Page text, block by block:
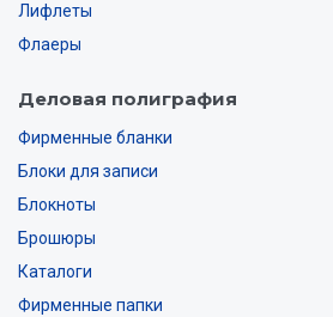
Лифлеты
Флаеры
Деловая полиграфия
Фирменные бланки
Блоки для записи
Блокноты
Брошюры
Каталоги
Фирменные папки